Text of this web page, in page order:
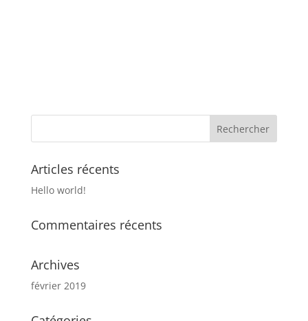
Articles récents
Hello world!
Commentaires récents
Archives
février 2019